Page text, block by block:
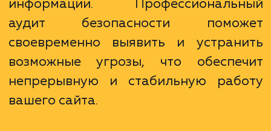
ключевых факторов его
работы. Злоумышленные атаки
не только нарушить работу сайта,
нанести ущерб репутации
привести к утечке